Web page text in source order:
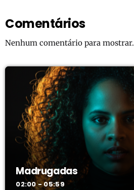
Comentários
Nenhum comentário para mostrar.
Madrugadas
02:00 - 05:59